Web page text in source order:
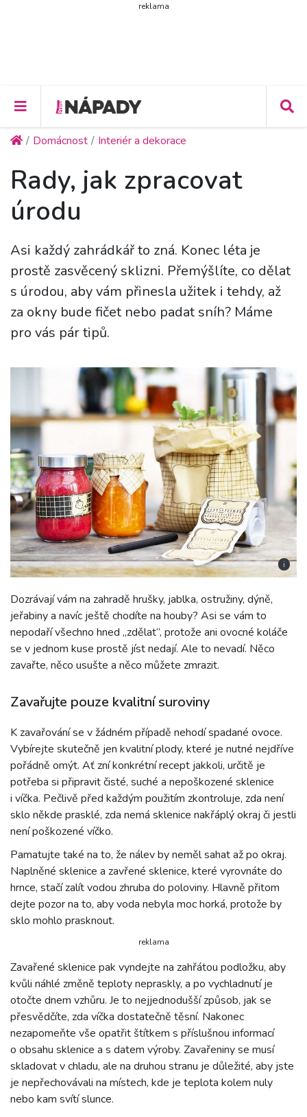
reklama
Domácnost Interiér a dekorace
Rady, jak zpracovat
úrodu
Asi každý zahrádkář to zná. Konec léta je
prostě zasvěcený sklizni. Přemýšlíte, co dělat
s úrodou, aby vám přinesla užitek i tehdy, až
za okny bude fičet nebo padat sníh? Máme
pro vás pár tipů.
i
Dozrávají vám na zahradě hrušky, jablka, ostružiny, dýně,
jeřabiny a navíc ještě chodíte na houby? Asi se vám to
nepodaří všechno hned „zdělat“, protože ani ovocné koláče
se v jednom kuse prostě jíst nedají. Ale to nevadí. Něco
zavařte, něco usušte a něco můžete zmrazit.
Zavařujte pouze kvalitní suroviny
K zavařování se v žádném případě nehodí spadané ovoce.
Vybírejte skutečně jen kvalitní plody, které je nutné nejdříve
pořádně omýt. Ať zní konkrétní recept jakkoli, určitě je
potřeba si připravit čisté, suché a nepoškozené sklenice
i víčka. Pečlivě před každým použitím zkontroluje, zda není
sklo někde prasklé, zda nemá sklenice nakřáplý okraj či jestli
není poškozené víčko.
Pamatujte také na to, že nálev by neměl sahat až po okraj.
Naplněné sklenice a zavřené sklenice, které vyrovnáte do
hrnce, stačí zalít vodou zhruba do poloviny. Hlavně přitom
dejte pozor na to, aby voda nebyla moc horká, protože by
sklo mohlo prasknout.
reklama
Zavařené sklenice pak vyndejte na zahřátou podložku, aby
kvůli náhlé změně teploty nepraskly, a po vychladnutí je
otočte dnem vzhůru. Je to nejjednodušší způsob, jak se
přesvědčíte, zda víčka dostatečně těsní. Nakonec
nezapomeňte vše opatřit štítkem s příslušnou informací
o obsahu sklenice a s datem výroby. Zavařeniny se musí
skladovat v chladu, ale na druhou stranu je důležité, aby jste
je nepřechovávali na místech, kde je teplota kolem nuly
nebo kam svítí slunce.